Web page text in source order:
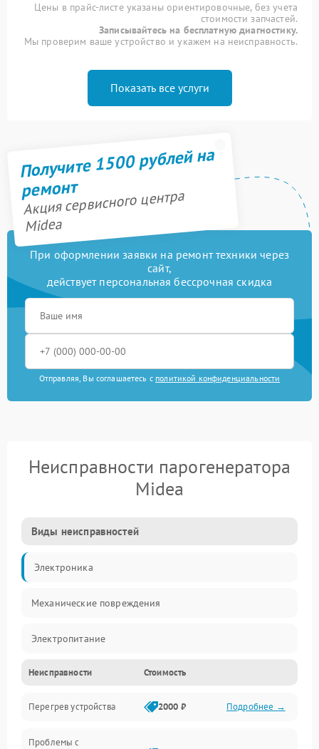
Цены в прайс-листе указаны ориентировочные, без учета
стоимости запчастей.
Записывайтесь на бесплатную диагностику.
Мы проверим ваше устройство и укажем на неисправность.
Показать все услуги
Получите 1500 рублей на
ремонт
Акция сервисного центра
Midea
При оформлении заявки на ремонт техники через
сайт,
действует персональная бессрочная скидка
Отправляя, Вы соглашаетесь с политикой конфиденциальности
Неисправности парогенератора
Midea
Виды неисправностей
Электроника
Механические повреждения
Электропитание
Парообразование
Герметичность
Механика
Неисправности Стоимость
Перегрев устройства 2000 ₽ Подробнее →
Проблемы с